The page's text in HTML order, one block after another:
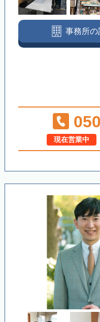
事務所の
現在営業中